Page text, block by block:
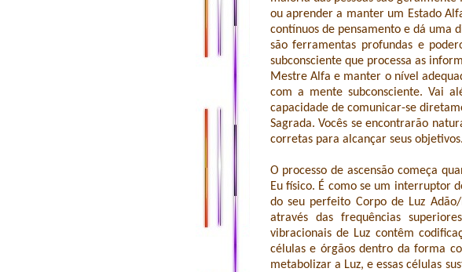
ou aprender a manter um Estado
contínuos de pensamento e dá uma
são ferramentas profundas e
subconsciente que processa as
Mestre Alfa e manter o nível
com a mente subconsciente. Vai
capacidade de comunicar-se
Sagrada. Vocês se encontrarão
corretas para alcançar seus objetivos.
O processo de ascensão começa
Eu físico. É como se um interruptor
do seu perfeito Corpo de Luz
através das frequências
vibracionais de Luz contêm
células e órgãos dentro da forma
metabolizar a Luz, e essas células